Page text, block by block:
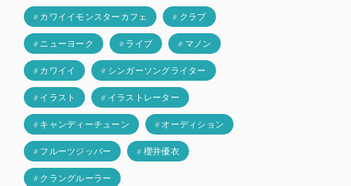
# カワイイモンスターカフェ # クラブ
# ニューヨーク # ライブ # マノン
# カワイイ # シンガーソングライター
# イラスト # イラストレーター
# キャンディーチューン # オーディション
# フルーツジッパー # 櫻井優衣
# クラングルーラー